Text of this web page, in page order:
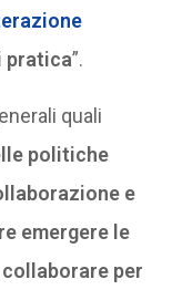
pratica”.
quali
politiche
e
emergere le
per